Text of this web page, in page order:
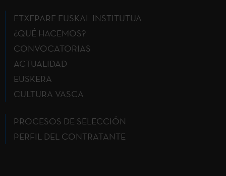
ETXEPARE EUSKAL INSTITUTUA
¿QUÉ HACEMOS?
CONVOCATORIAS
ACTUALIDAD
EUSKERA
CULTURA VASCA
PROCESOS DE SELECCIÓN
PERFIL DEL CONTRATANTE